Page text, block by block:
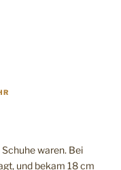
waren. Bei
und bekam 18 cm